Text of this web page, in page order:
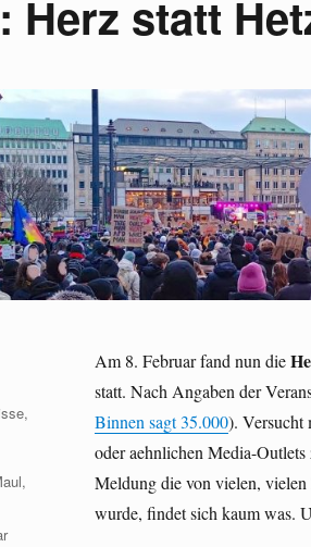
Herz statt
Am 8. Februar fand nun die
statt. Nach Angaben der
Binnen sagt 35.000). Versucht
oder aehnlichen Media-
Meldung die von vielen,
wurde, findet sich kaum was.
,
,
zu